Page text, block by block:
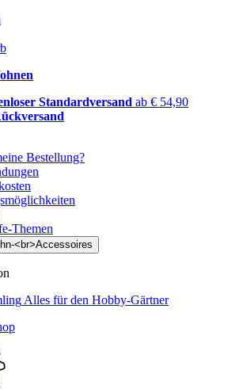
Standardversand ab € 54,90
Bestellung?
Themen
Alles für den Hobby-Gärtner